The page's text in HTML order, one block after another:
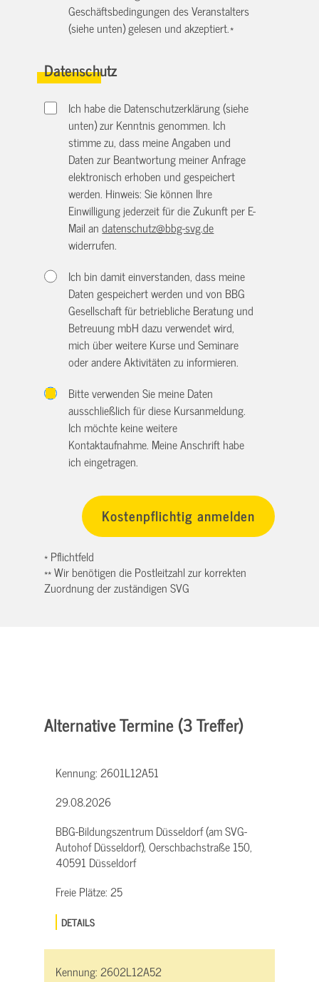
Geschäftsbedingungen des Veranstalters
(siehe unten) gelesen und akzeptiert.*
Datenschutz
Ich habe die Datenschutzerklärung (siehe
unten) zur Kenntnis genommen. Ich
stimme zu, dass meine Angaben und
Daten zur Beantwortung meiner Anfrage
elektronisch erhoben und gespeichert
werden. Hinweis: Sie können Ihre
Einwilligung jederzeit für die Zukunft per E-
Mail andatenschutz@bbg-svg.de
widerrufen.
Ich bin damit einverstanden, dass meine
Daten gespeichert werden und von BBG
Gesellschaft für betriebliche Beratung und
Betreuung mbH dazu verwendet wird,
mich über weitere Kurse und Seminare
oder andere Aktivitäten zu informieren.
Bitte verwenden Sie meine Daten
ausschließlich für diese Kursanmeldung.
Ich möchte keine weitere
Kontaktaufnahme. Meine Anschrift habe
ich eingetragen.
* Pflichtfeld
** Wir benötigen die Postleitzahl zur korrekten
Zuordnung der zuständigen SVG
Alternative Termine (3 Treffer)
Kennung:2601L12A51
29.08.2026
BBG-Bildungszentrum Düsseldorf (am SVG-
Autohof Düsseldorf), Oerschbachstraße 150,
40591 Düsseldorf
Freie Plätze:25
DETAILS
Kennung:2602L12A52